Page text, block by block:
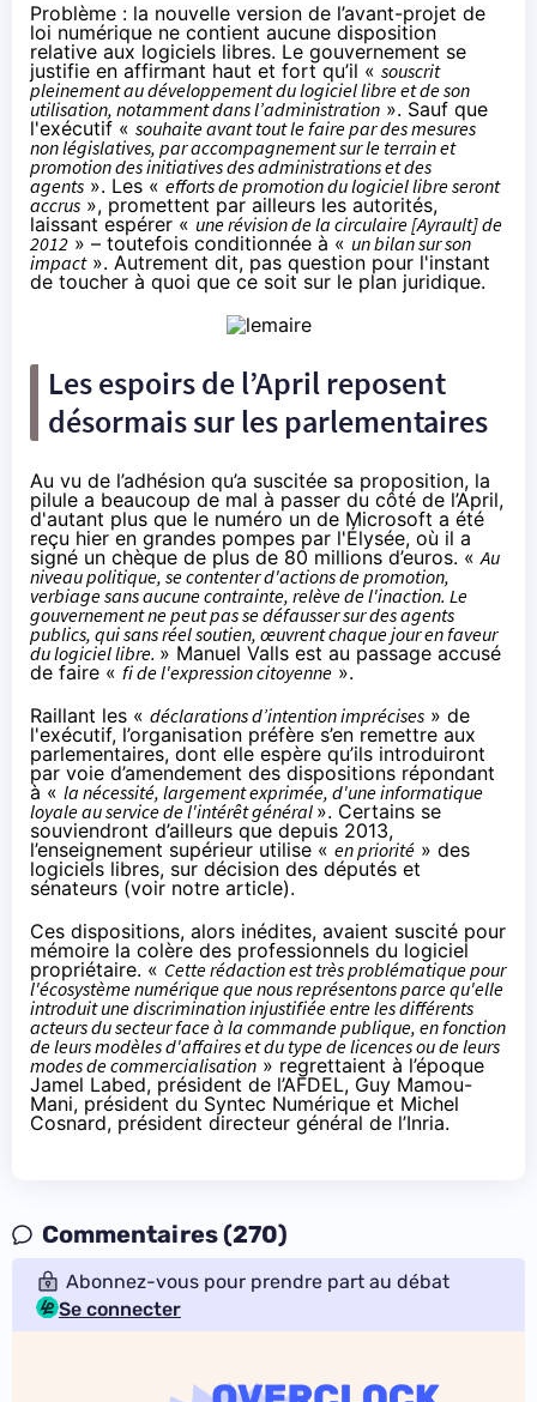
Problème : la nouvelle version de l’avant-projet de
loi numérique ne contient aucune disposition
relative aux logiciels libres. Le gouvernement se
justifie en affirmant haut et fort qu’il « souscrit
pleinement au développement du logiciel libre et de son
utilisation, notamment dans l’administration ». Sauf que
l'exécutif « souhaite avant tout le faire par des mesures
non législatives, par accompagnement sur le terrain et
promotion des initiatives des administrations et des
agents ». Les « efforts de promotion du logiciel libre seront
accrus », promettent par ailleurs les autorités,
laissant espérer « une révision de la circulaire [Ayrault] de
2012 » – toutefois conditionnée à « un bilan sur son
impact». Autrement dit, pas question pour l'instant
de toucher à quoi que ce soit sur le plan juridique.
Les espoirs de l’April reposent
désormais sur les parlementaires
Au vu de l’adhésion qu’a suscitée sa proposition, la
pilule a beaucoup de mal à passer du côté de l’April,
d'autant plus que le numéro un de Microsoft a été
reçu hier en grandes pompes par l'Élysée, où il a
signé un chèque de plus de 80 millions d’euros. «Au
niveau politique, se contenter d'actions de promotion,
verbiage sans aucune contrainte, relève de l'inaction. Le
gouvernement ne peut pas se défausser sur des agents
publics, qui sans réel soutien, œuvrent chaque jour en faveur
du logiciel libre. » Manuel Valls est au passage accusé
de faire « fi de l'expression citoyenne ».
Raillant les « déclarations d’intention imprécises » de
l'exécutif, l’organisation préfère s’en remettre aux
parlementaires, dont elle espère qu’ils introduiront
par voie d’amendement des dispositions répondant
à « la nécessité, largement exprimée, d'une informatique
loyale au service de l'intérêt général ». Certains se
souviendront d’ailleurs que depuis 2013,
l’enseignement supérieur utilise « en priorité » des
logiciels libres, sur décision des députés et
sénateurs (voir notre article).
Ces dispositions, alors inédites, avaient suscité pour
mémoire la colère des professionnels du logiciel
propriétaire. « Cette rédaction est très problématique pour
l'écosystème numérique que nous représentons parce qu'elle
introduit une discrimination injustifiée entre les différents
acteurs du secteur face à la commande publique, en fonction
de leurs modèles d'affaires et du type de licences ou de leurs
modes de commercialisation » regrettaient à l’époque
Jamel Labed, président de l’AFDEL, Guy Mamou-
Mani, président du Syntec Numérique et Michel
Cosnard, président directeur général de l’Inria.
Commentaires (270)
Abonnez-vous pour prendre part au débat
Se connecter